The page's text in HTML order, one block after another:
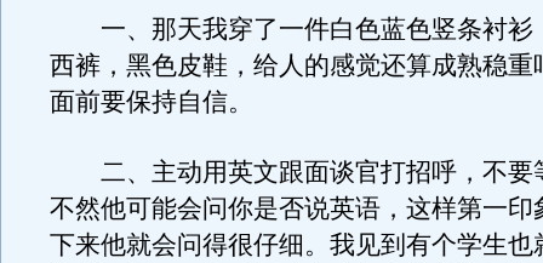
一、那天我穿了一件白色蓝色竖条衬衫
西裤，黑色皮鞋，给人的感觉还算成熟稳重
面前要保持自信。
二、主动用英文跟面谈官打招呼，不要
不然他可能会问你是否说英语，这样第一印
下来他就会问得很仔细。我见到有个学生也